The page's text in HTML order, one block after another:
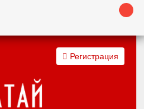
Регистрация